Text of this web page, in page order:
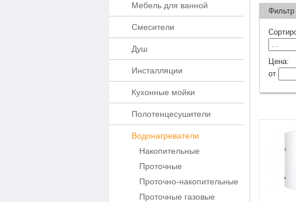
Мебель для ванной
Смесители
Душ
Инсталляции
Кухонные мойки
Полотенцесушители
Водонагреватели
Накопительные
Проточные
Проточно-накопительные
Проточные газовые
Фильтр
Цена:
от